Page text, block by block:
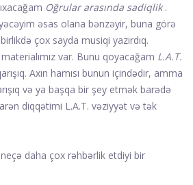
Oğrular arasında sadiqlik.
əsas olana bənzəyir, buna görə
çox sayda musiqi yazırdıq.
var. Bunu qoyacağam L.A.T.
Axın hamısı bunun içindədir, amma
və ya başqa bir şey etmək barədə
diqqətimi L.A.T. vəziyyət və tək
daha çox rəhbərlik etdiyi bir